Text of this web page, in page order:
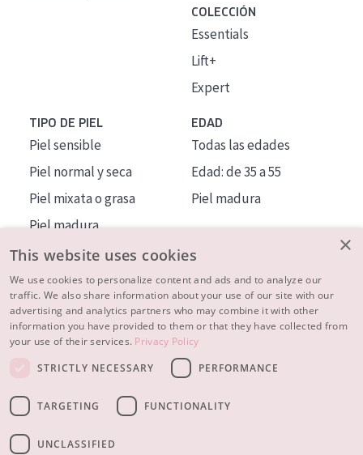
COLECCIÓN
Essentials
Lift+
Expert
TIPO DE PIEL
Piel sensible
Piel normal y seca
Piel mixata o grasa
Piel madura
Piel expuesta al sol
Piel menopáusica
EDAD
Todas las edades
Edad: de 35 a 55
Piel madura
MÁS SOBRE NOSOTROS
INSPIRACIÓN
CONTACTO
© 2023 - 2026 Diadermine
×
This website uses cookies
We use cookies to personalize content and ads and to analyze our
traffic. We also share information about your use of our site with our
advertising and analytics partners who may combine it with other
information you have provided to them or that they have collected from
your use of their services. Privacy Policy
STRICTLY NECESSARY
PERFORMANCE
TARGETING FUNCTIONALITY
UNCLASSIFIED